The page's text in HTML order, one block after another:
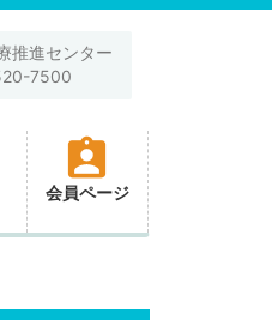
推進センター
7500
会員ページ